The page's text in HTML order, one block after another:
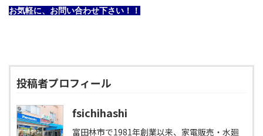
お気軽に、お問い合わせ下さい！！
投稿者プロフィール
fsichihashi
富田林市で1981年創業以来、家電販売・水廻